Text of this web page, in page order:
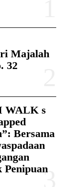
Majalah
32
WALK s
Bersama
Penipuan